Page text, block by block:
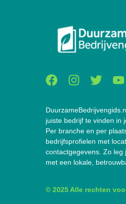
juiste bedrijf te vinden in
Per branche en per
bedrijfsprofielen met
contactgegevens. Zo leg
met een lokale,
© 2025 Alle rechten